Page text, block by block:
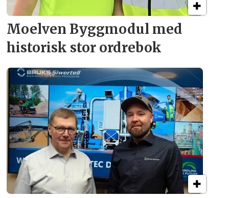
Moelven Byggmodul med
historisk stor ordrebok